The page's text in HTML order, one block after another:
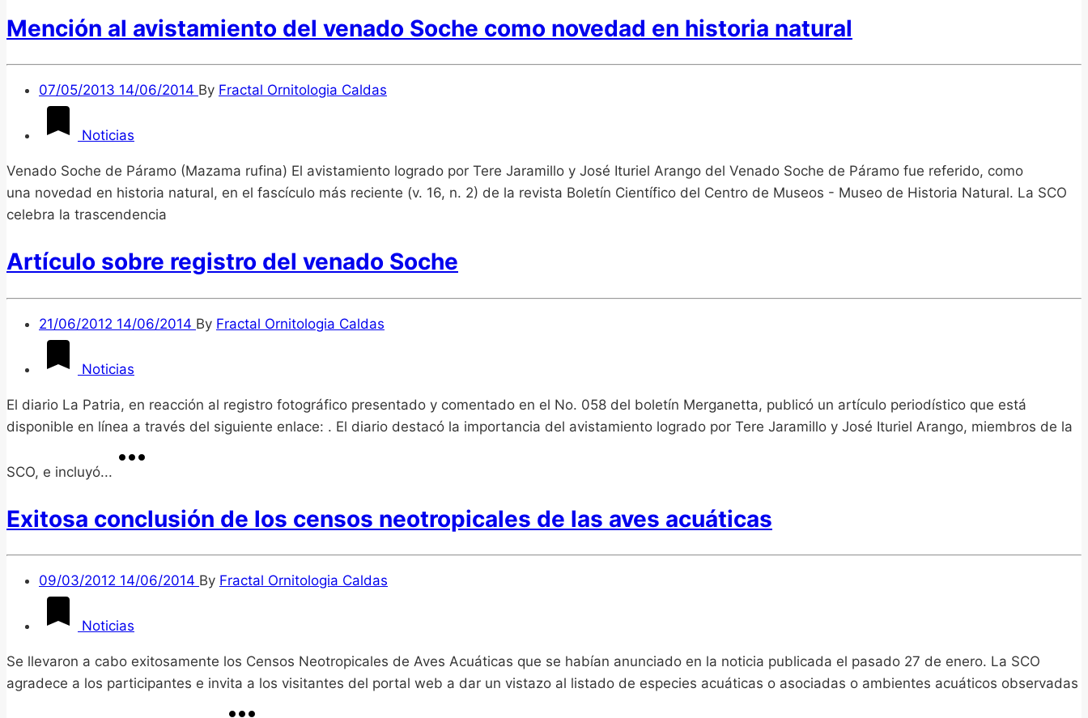
Mención al avistamiento del venado Soche como novedad en historia natural
07/05/2013 14/06/2014 By Fractal Ornitologia Caldas
Noticias
Venado Soche de Páramo (Mazama rufina) El avistamiento logrado por Tere Jaramillo y José Ituriel Arango del Venado Soche de Páramo fue referido, como
una novedad en historia natural, en el fascículo más reciente (v. 16, n. 2) de la revista Boletín Científico del Centro de Museos - Museo de Historia Natural. La SCO
celebra la trascendencia
Artículo sobre registro del venado Soche
21/06/2012 14/06/2014 By Fractal Ornitologia Caldas
Noticias
El diario La Patria, en reacción al registro fotográfico presentado y comentado en el No. 058 del boletín Merganetta, publicó un artículo periodístico que está
disponible en línea a través del siguiente enlace: . El diario destacó la importancia del avistamiento logrado por Tere Jaramillo y José Ituriel Arango, miembros de la
SCO, e incluyó...
Exitosa conclusión de los censos neotropicales de las aves acuáticas
09/03/2012 14/06/2014 By Fractal Ornitologia Caldas
Noticias
Se llevaron a cabo exitosamente los Censos Neotropicales de Aves Acuáticas que se habían anunciado en la noticia publicada el pasado 27 de enero. La SCO
agradece a los participantes e invita a los visitantes del portal web a dar un vistazo al listado de especies acuáticas o asociadas o ambientes acuáticos observadas